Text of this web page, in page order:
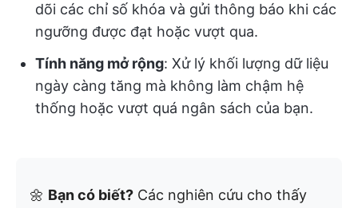
dõi các chỉ số khóa và gửi thông báo khi các
ngưỡng được đạt hoặc vượt qua.
Tính năng mở rộng: Xử lý khối lượng dữ liệu
ngày càng tăng mà không làm chậm hệ
thống hoặc vượt quá ngân sách của bạn.
🌼 Bạn có biết? Các nghiên cứu cho thấy